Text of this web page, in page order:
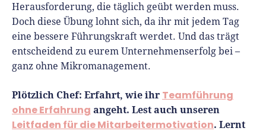
Herausforderung, die täglich geübt werden muss.
Doch diese Übung lohnt sich, da ihr mit jedem Tag
eine bessere Führungskraft werdet. Und das trägt
entscheidend zu eurem Unternehmenserfolg bei –
ganz ohne Mikromanagement.
Plötzlich Chef: Erfahrt, wie ihr Teamführung
ohne Erfahrung angeht. Lest auch unseren
Leitfaden für die Mitarbeitermotivation. Lernt